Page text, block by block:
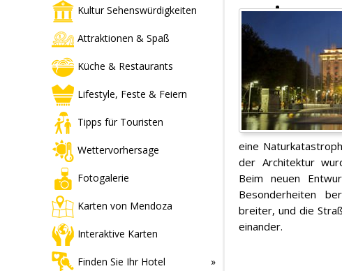
Kultur Sehenswürdigkeiten
Attraktionen & Spaß
Küche & Restaurants
Lifestyle, Feste & Feiern
Tipps für Touristen
Wettervorhersage
Fotogalerie
Karten von Mendoza
Interaktive Karten
Finden Sie Ihr Hotel
eine
der Architektur
Beim neuen
Besonderheiten
breiter, und die
einander.